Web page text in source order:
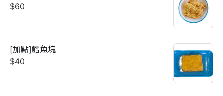
$60
[加點]鱈魚塊
$40